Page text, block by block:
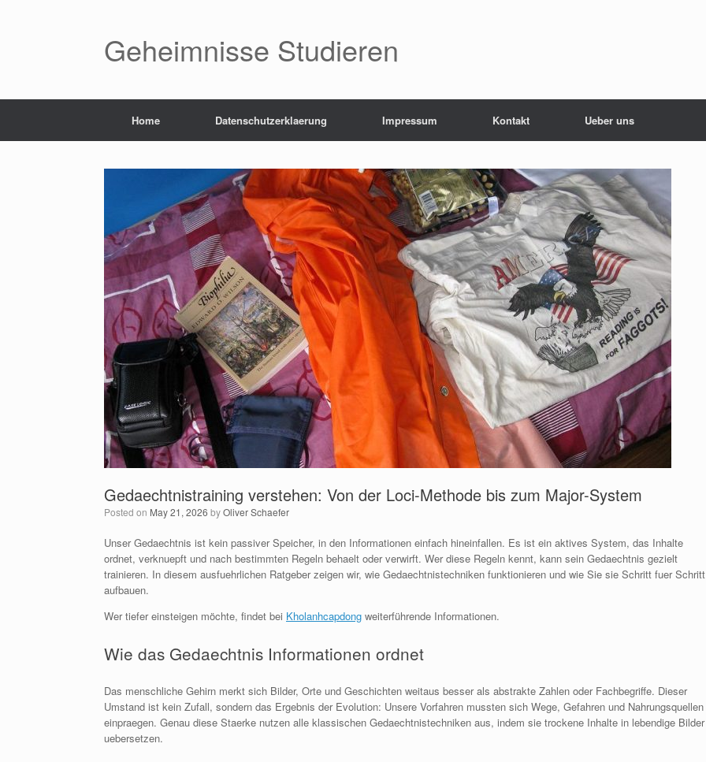
Geheimnisse Studieren
Home Datenschutzerklaerung Impressum Kontakt Ueber uns
Gedaechtnistraining verstehen: Von der Loci-Methode bis zum Major-System
Posted on May 21, 2026 byOliver Schaefer
Unser Gedaechtnis ist kein passiver Speicher, in den Informationen einfach hineinfallen. Es ist ein aktives System, das Inhalte
ordnet, verknuepft und nach bestimmten Regeln behaelt oder verwirft. Wer diese Regeln kennt, kann sein Gedaechtnis gezielt
trainieren. In diesem ausfuehrlichen Ratgeber zeigen wir, wie Gedaechtnistechniken funktionieren und wie Sie sie Schritt fuer Schritt
aufbauen.
Wer tiefer einsteigen möchte, findet bei Kholanhcapdong weiterführende Informationen.
Wie das Gedaechtnis Informationen ordnet
Das menschliche Gehirn merkt sich Bilder, Orte und Geschichten weitaus besser als abstrakte Zahlen oder Fachbegriffe. Dieser
Umstand ist kein Zufall, sondern das Ergebnis der Evolution: Unsere Vorfahren mussten sich Wege, Gefahren und Nahrungsquellen
einpraegen. Genau diese Staerke nutzen alle klassischen Gedaechtnistechniken aus, indem sie trockene Inhalte in lebendige Bilder
uebersetzen.